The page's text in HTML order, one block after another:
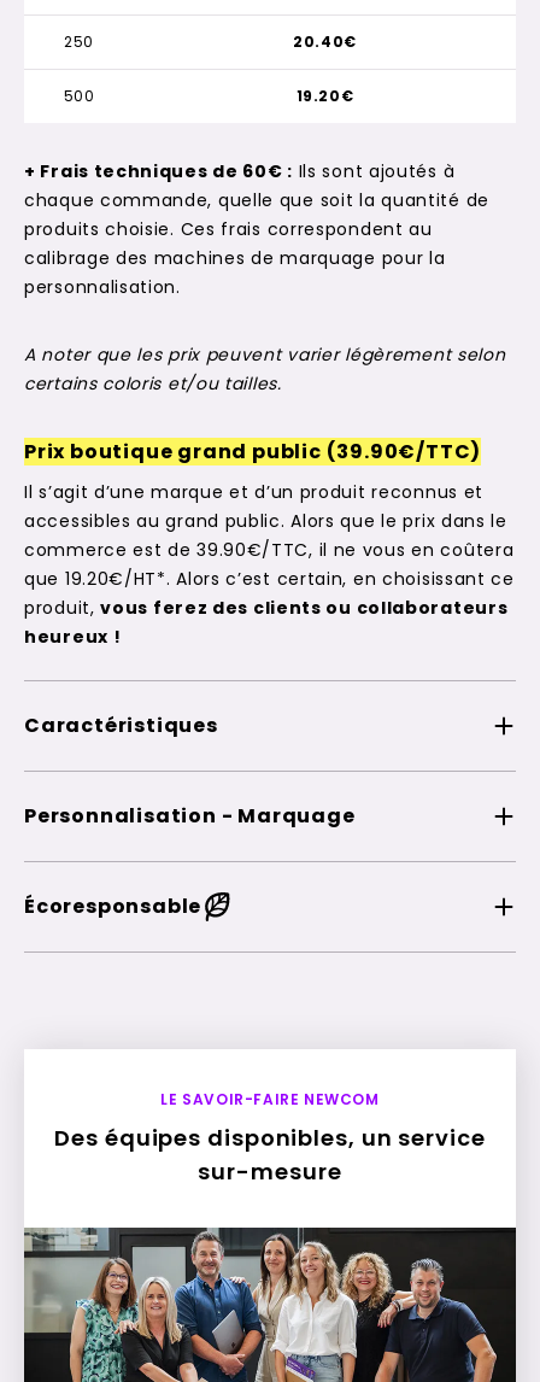
250
500
20.40€
19.20€
+ Frais techniques de 60€ : Ils sont ajoutés à
chaque commande, quelle que soit la quantité de
produits choisie. Ces frais correspondent au
calibrage des machines de marquage pour la
personnalisation.
A noter que les prix peuvent varier légèrement selon
certains coloris et/ou tailles.
Prix boutique grand public (39.90€/TTC)
Il s’agit d’une marque et d’un produit reconnus et
accessibles au grand public. Alors que le prix dans le
commerce est de 39.90€/TTC, il ne vous en coûtera
que 19.20€/HT*. Alors c’est certain, en choisissant ce
produit,vous ferez des clients ou collaborateurs
heureux !
Caractéristiques
Personnalisation - Marquage
Écoresponsable
LE SAVOIR-FAIRE NEWCOM
Des équipes disponibles, un service
sur-mesure